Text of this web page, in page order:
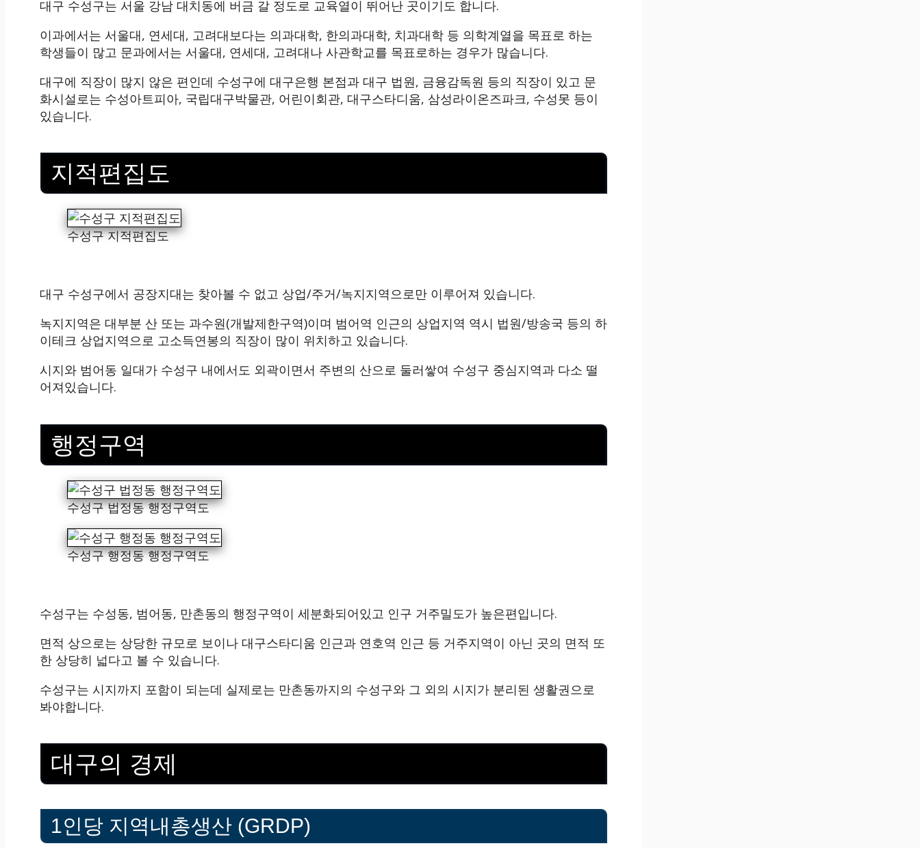
대구 수성구는 서울 강남 대치동에 버금 갈 정도로 교육열이 뛰어난 곳이기도 합니다.
이과에서는 서울대, 연세대, 고려대보다는 의과대학, 한의과대학, 치과대학 등 의학계열을 목표로 하는
학생들이 많고 문과에서는 서울대, 연세대, 고려대나 사관학교를 목표로하는 경우가 많습니다.
대구에 직장이 많지 않은 편인데 수성구에 대구은행 본점과 대구 법원, 금융감독원 등의 직장이 있고 문
화시설로는 수성아트피아, 국립대구박물관, 어린이회관, 대구스타디움, 삼성라이온즈파크, 수성못 등이
있습니다.
지적편집도
수성구 지적편집도
대구 수성구에서 공장지대는 찾아볼 수 없고 상업/주거/녹지지역으로만 이루어져 있습니다.
녹지지역은 대부분 산 또는 과수원(개발제한구역)이며 범어역 인근의 상업지역 역시 법원/방송국 등의 하
이테크 상업지역으로 고소득연봉의 직장이 많이 위치하고 있습니다.
시지와 범어동 일대가 수성구 내에서도 외곽이면서 주변의 산으로 둘러쌓여 수성구 중심지역과 다소 떨
어져있습니다.
행정구역
수성구 법정동 행정구역도
수성구 행정동 행정구역도
수성구는 수성동, 범어동, 만촌동의 행정구역이 세분화되어있고 인구 거주밀도가 높은편입니다.
면적 상으로는 상당한 규모로 보이나 대구스타디움 인근과 연호역 인근 등 거주지역이 아닌 곳의 면적 또
한 상당히 넓다고 볼 수 있습니다.
수성구는 시지까지 포함이 되는데 실제로는 만촌동까지의 수성구와 그 외의 시지가 분리된 생활권으로
봐야합니다.
대구의 경제
1인당 지역내총생산 (GRDP)